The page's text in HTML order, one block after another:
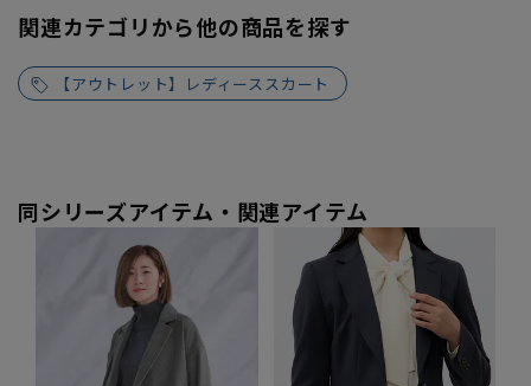
関連カテゴリから他の商品を探す
【アウトレット】レディーススカート
同シリーズアイテム・関連アイテム